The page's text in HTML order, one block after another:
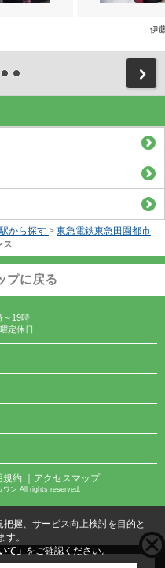
伊
から探す > 東急電鉄東急田園都市
ス
プに戻る
～19時
定休日
規約 ｜アクセスマップ
ワン All rights reserved.
握、サービス向上検討を目的と
。
て」 をご確認ください。